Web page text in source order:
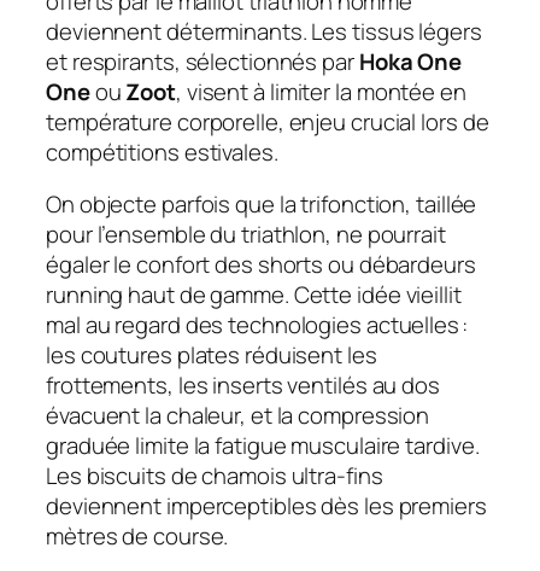
deviennent déterminants. Les tissus légers
et respirants, sélectionnés parHoka One
OneouZoot, visent à limiter la montée en
température corporelle, enjeu crucial lors de
compétitions estivales.
On objecte parfois que la trifonction, taillée
pour l’ensemble du triathlon, ne pourrait
égaler le confort des shorts ou débardeurs
running haut de gamme. Cette idée vieillit
mal au regard des technologies actuelles :
les coutures plates réduisent les
frottements, les inserts ventilés au dos
évacuent la chaleur, et la compression
graduée limite la fatigue musculaire tardive.
Les biscuits de chamois ultra-fins
deviennent imperceptibles dès les premiers
mètres de course.